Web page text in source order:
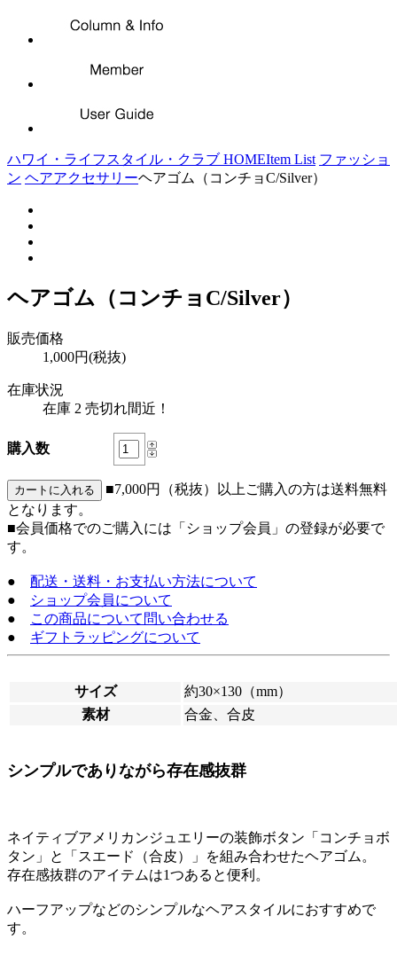
ハワイ・ライフスタイル・クラブ HOMEItem List ファッショ
ン ヘアアクセサリーヘアゴム（コンチョC/Silver）
ヘアゴム（コンチョC/Silver）
販売価格
1,000円(税抜)
在庫状況
在庫 2 売切れ間近！
購入数
■7,000円（税抜）以上ご購入の方は送料無料
となります。
■会員価格でのご購入には「ショップ会員」の登録が必要で
す。
● 配送・送料・お支払い方法について
●
ショップ会員について
●
この商品について問い合わせる
● ギフトラッピングについて
サイズ
約30×130（mm）
素材
合金、合皮
シンプルでありながら存在感抜群
ネイティブアメリカンジュエリーの装飾ボタン「コンチョボ
タン」と「スエード（合皮）」を組み合わせたヘアゴム。
存在感抜群のアイテムは1つあると便利。
ハーフアップなどのシンプルなヘアスタイルにおすすめで
す。